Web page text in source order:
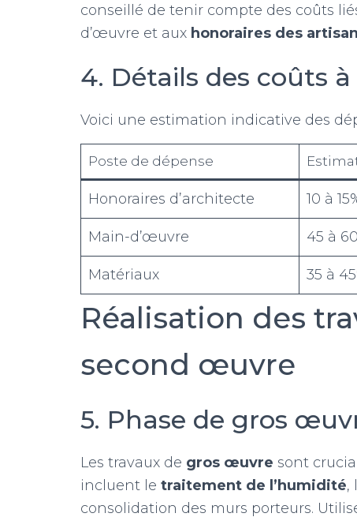
conseillé de tenir compte des coûts
d’œuvre et aux honoraires des
4. Détails des coûts
Voici une estimation indicative des
Poste de dépense
Honoraires d’architecte 10 à
Main-d’œuvre 45 à
Matériaux 35 à
Réalisation des
second œuvre
5. Phase de gros
Les travaux de gros œuvre sont
incluent le traitement de l’humidité,
consolidation des murs porteurs.